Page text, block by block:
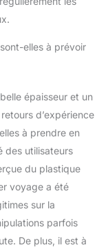
de la TSA
vous
à
elles à prévoir
épaisseur et un
d’expérience
à prendre en
des utilisateurs
du plastique
voyage a été
sur la
parfois
De plus, il est à